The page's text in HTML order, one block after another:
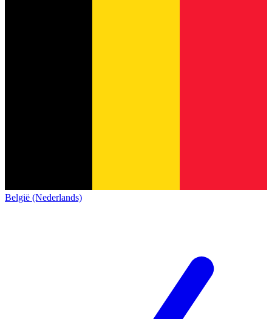
België (Nederlands)